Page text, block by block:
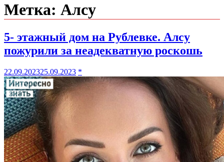
Метка: Алсу
5- этажный дом на Рублевке. Алсу
пожурили за неадекватную роскошь
22.09.202325.09.2023 *